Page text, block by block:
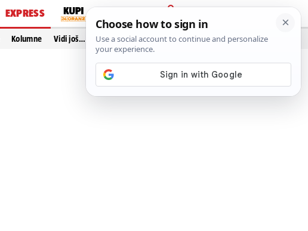
EXPRESS
PRIJAVA
Kolumne Vidi još…